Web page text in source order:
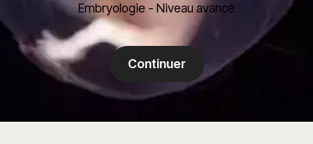
Embryologie - Niveau avancé
Continuer